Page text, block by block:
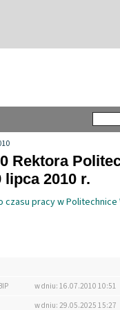
Rektora
2010 r.
pracy w Politechnice
w dniu: 16.07.2010 10:51
w dniu: 29.05.2025 15:27